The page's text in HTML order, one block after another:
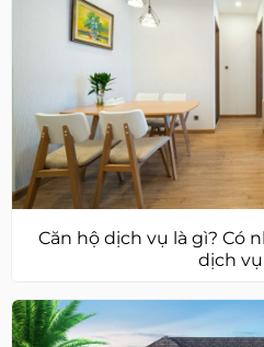
Căn hộ dịch vụ là gì? Có
dịch